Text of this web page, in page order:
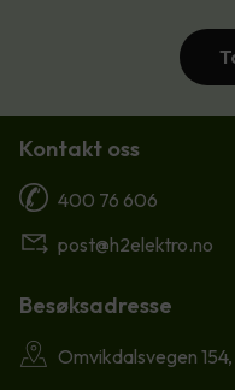
Kontakt oss
400 76 606
post@h2elektro.no
Besøksadresse
Omvikdalsvegen